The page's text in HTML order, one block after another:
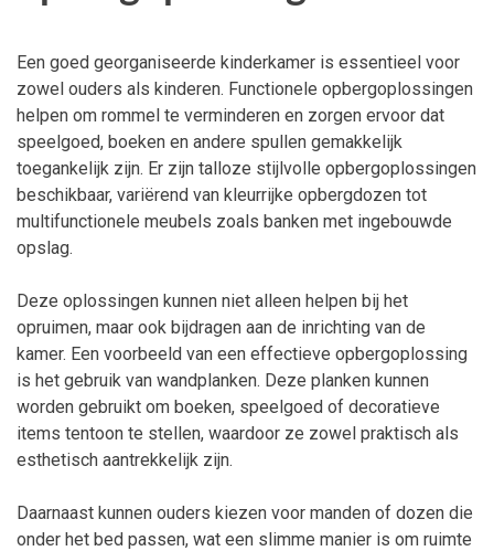
Een goed georganiseerde kinderkamer is essentieel voor
zowel ouders als kinderen. Functionele opbergoplossingen
helpen om rommel te verminderen en zorgen ervoor dat
speelgoed, boeken en andere spullen gemakkelijk
toegankelijk zijn. Er zijn talloze stijlvolle opbergoplossingen
beschikbaar, variërend van kleurrijke opbergdozen tot
multifunctionele meubels zoals banken met ingebouwde
opslag.
Deze oplossingen kunnen niet alleen helpen bij het
opruimen, maar ook bijdragen aan de inrichting van de
kamer. Een voorbeeld van een effectieve opbergoplossing
is het gebruik van wandplanken. Deze planken kunnen
worden gebruikt om boeken, speelgoed of decoratieve
items tentoon te stellen, waardoor ze zowel praktisch als
esthetisch aantrekkelijk zijn.
Daarnaast kunnen ouders kiezen voor manden of dozen die
onder het bed passen, wat een slimme manier is om ruimte